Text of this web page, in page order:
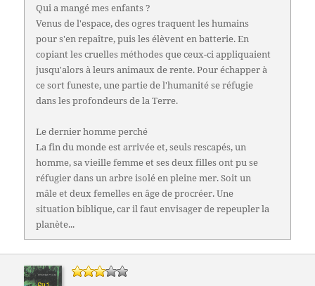
Qui a mangé mes enfants ?
Venus de l'espace, des ogres traquent les humains
pour s'en repaître, puis les élèvent en batterie. En
copiant les cruelles méthodes que ceux-ci appliquaient
jusqu'alors à leurs animaux de rente. Pour échapper à
ce sort funeste, une partie de l'humanité se réfugie
dans les profondeurs de la Terre.
Le dernier homme perché
La fin du monde est arrivée et, seuls rescapés, un
homme, sa vieille femme et ses deux filles ont pu se
réfugier dans un arbre isolé en pleine mer. Soit un
mâle et deux femelles en âge de procréer. Une
situation biblique, car il faut envisager de repeupler la
planète...